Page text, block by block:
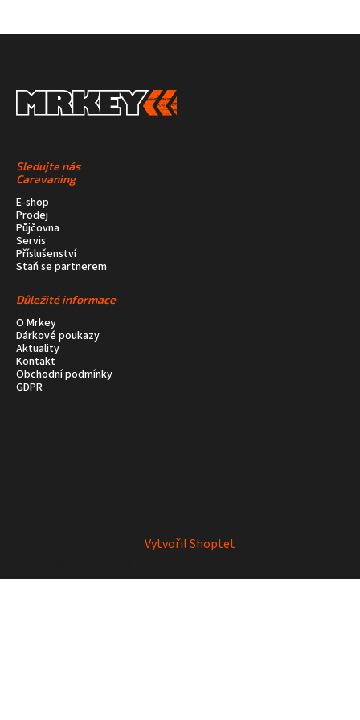
Sledujte nás
Caravaning
E-shop
Prodej
Půjčovna
Servis
Příslušenství
Staň se partnerem
Důležité informace
O Mrkey
Dárkové poukazy
Aktuality
Kontakt
Obchodní podmínky
GDPR
Vytvořil Shoptet